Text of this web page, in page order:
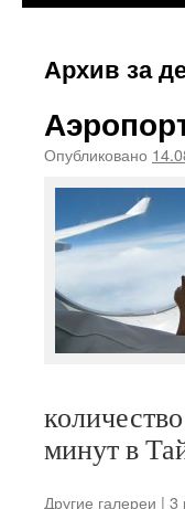
Архив за
Опубликовано
минут в
Другие галереи | 3